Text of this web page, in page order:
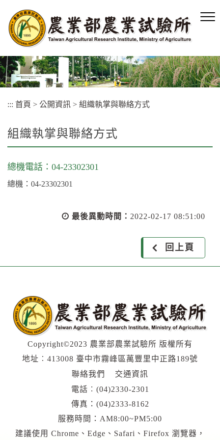
容
區
塊
::: 首頁 > 公開資訊 > 組織執掌與聯絡方式
組織執掌與聯絡方式
總機電話：04-23302301
總機：04-23302301
最後異動時間： 2022-02-17 08:51:00
回上頁
Copyright©2023 農業部農業試驗所 版權所有
地址︰413008 臺中市霧峰區萬豐里中正路189號
聯絡我們
交通資訊
電話︰ (04)2330-2301
傳真：(04)2333-8162
服務時間：AM8:00~PM5:00
建議使用 Chrome、Edge、Safari、Firefox 瀏覽器，